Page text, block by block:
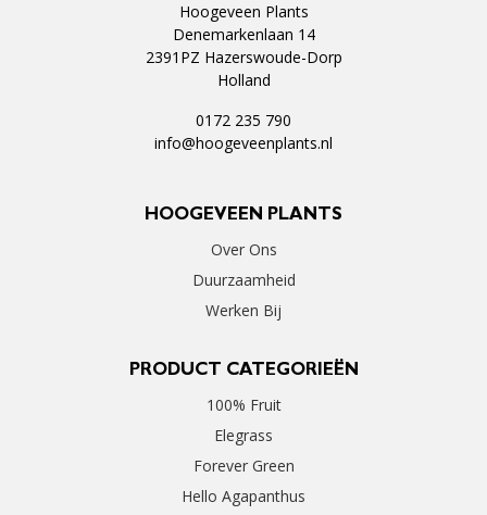
Hoogeveen Plants
Denemarkenlaan 14
2391PZ Hazerswoude-Dorp
Holland
0172 235 790
info@hoogeveenplants.nl
HOOGEVEEN PLANTS
Over Ons
Duurzaamheid
Werken Bij
PRODUCT CATEGORIEËN
100% Fruit
Elegrass
Forever Green
Hello Agapanthus